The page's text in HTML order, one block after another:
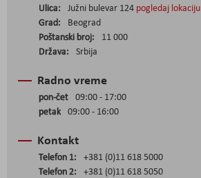
Ulica: Južni bulevar 124 pogledaj lokaciju
Grad:
Beograd
Poštanski broj:
11 000
Država:
Srbija
Radno vreme
pon-čet 09:00 - 17:00
petak 09:00 - 16:00
Kontakt
Telefon 1:
+381 (0)11 618 5000
Telefon 2:
+381 (0)11 618 5050